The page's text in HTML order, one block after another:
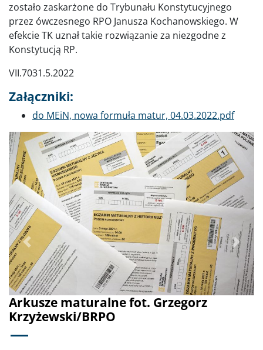
zostało zaskarżone do Trybunału Konstytucyjnego
przez ówczesnego RPO Janusza Kochanowskiego. W
efekcie TK uznał takie rozwiązanie za niezgodne z
Konstytucją RP.
VII.7031.5.2022
Załączniki:
Dokument
do MEiN, nowa formuła matur, 04.03.2022.pdf
Arkusze maturalne fot. Grzegorz
Krzyżewski/BRPO
Poprzednie Dalej